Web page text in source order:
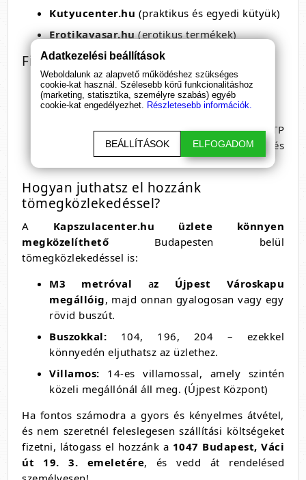
Kutyucenter.hu (praktikus és egyedi kütyük)
Erotikavasar.hu(erotikus termékek)
Fizetési lehetőségek
Készpénza helyszínen
Banki előre utalás
Előre fizetés SimplePay-en keresztülOTP
Simplepay, amit a weboldalon rendelés
leadásakor választhatsz
Hogyan juthatsz el hozzánk
tömegközlekedéssel?
A Kapszulacenter.hu üzlete könnyen
megközelíthető Budapesten belül
tömegközlekedéssel is:
M3 metróval az Újpest Városkapu
megállóig, majd onnan gyalogosan vagy egy
rövid buszút.
Buszokkal: 104, 196, 204 – ezekkel
könnyedén eljuthatsz az üzlethez.
Villamos: 14-es villamossal, amely szintén
közeli megállónál áll meg. (Újpest Központ)
Ha fontos számodra a gyors és kényelmes átvétel,
és nem szeretnél feleslegesen szállítási költségeket
fizetni, látogass el hozzánk a 1047 Budapest, Váci
út 19. 3. emeletére, és vedd át rendelésed
Adatkezelési beállítások
Weboldalunk az alapvető működéshez szükséges
cookie-kat használ. Szélesebb körű funkcionalitáshoz
(marketing, statisztika, személyre szabás) egyéb
cookie-kat engedélyezhet. Részletesebb információk.
BEÁLLÍTÁSOK ELFOGADOM